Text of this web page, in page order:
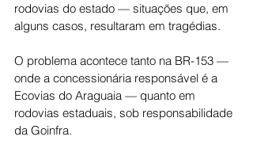
rodovias do estado — situações que, em
alguns casos, resultaram em tragédias.
O problema acontece tanto na BR-153 —
onde a concessionária responsável é a
Ecovias do Araguaia — quanto em
rodovias estaduais, sob responsabilidade
da Goinfra.